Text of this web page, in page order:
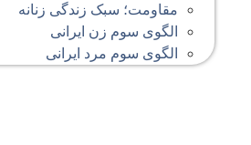
مقاومت؛ سبک زندگی زنانه
الگوی سوم زن ایرانی
الگوی سوم مرد ایرانی